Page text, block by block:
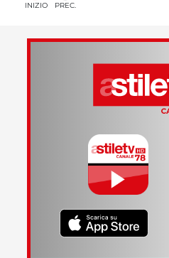
INIZIO PREC.